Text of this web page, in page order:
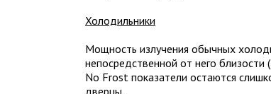
Холодильники
Мощность излучения обычных
непосредственной от него
No Frost показатели остаются
дверцы.